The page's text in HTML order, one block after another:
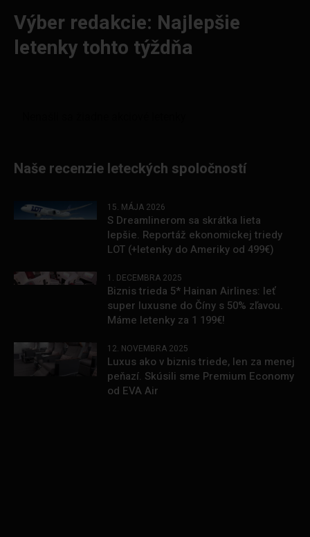
Výber redakcie: Najlepšie
letenky tohto týždňa
Naše recenzie leteckých spoločností
15. MÁJA 2026
S Dreamlinerom sa skrátka lieta
lepšie. Reportáž ekonomickej triedy
LOT (+letenky do Ameriky od 499€)
1. DECEMBRA 2025
Biznis trieda 5* Hainan Airlines: leť
super luxusne do Číny s 50% zľavou.
Máme letenky za 1 199€!
12. NOVEMBRA 2025
Luxus ako v biznis triede, len za menej
peňazí. Skúsili sme Premium Economy
od EVA Air